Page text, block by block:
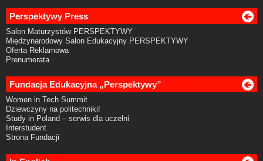
Perspektywy Press
Salon Maturzystów PERSPEKTYWY
Międzynarodowy Salon Edukacyjny PERSPEKTYWY
Oferta Reklamowa
Prenumerata
Fundacja Edukacyjna „Perspektywy”
Women in Tech Summit
Dziewczyny na politechniki!
Study in Poland – serwis dla uczelni
Interstudent
Strona Fundacji